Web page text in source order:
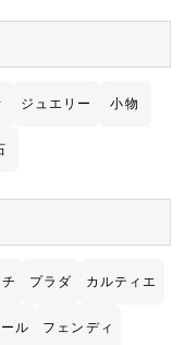
ジュエリー 小物
プラダ カルティエ
ル フェンディ